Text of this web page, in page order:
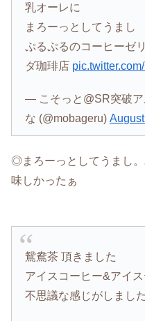
乳オーレに
まろーっとしてうまし
ぷるぷるのコーヒーゼ
ダ珈琲店
— こそっと@SR突破
な (@mobageru)
◎まろーっとしてうまし
味しかったぁ
鴛鴦茶 頂きました
アイスコーヒー&アイ
不思議な感じがしました